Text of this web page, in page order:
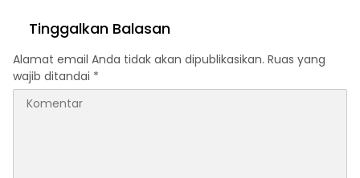
Tinggalkan Balasan
Alamat email Anda tidak akan dipublikasikan. Ruas yang
wajib ditandai *